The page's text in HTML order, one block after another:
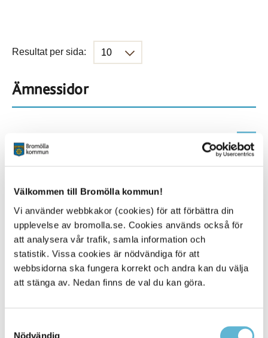
Välkommen till Bromölla kommun!
Vi använder webbkakor (cookies) för att förbättra din
upplevelse av bromolla.se. Cookies används också för
att analysera vår trafik, samla information och
statistik. Vissa cookies är nödvändiga för att
webbsidorna ska fungera korrekt och andra kan du välja
att stänga av. Nedan finns de val du kan göra.
Nödvändig
Resultat per sida:
Ämnessidor
410
Alla platser